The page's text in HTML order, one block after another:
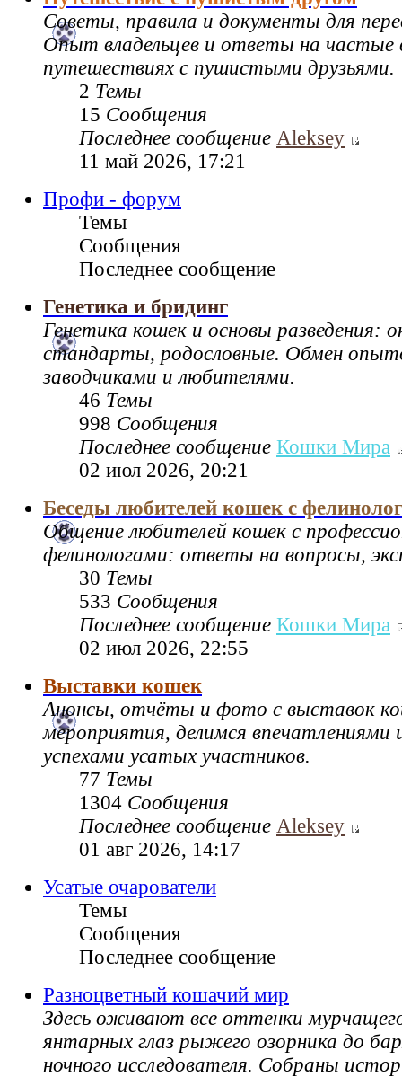
Советы, правила и документы для
Опыт владельцев и ответы на частые
путешествиях с пушистыми друзьями.
2 Темы
15 Сообщения
Последнее сообщение Aleksey
11 май 2026, 17:21
Профи - форум
Темы
Сообщения
Последнее сообщение
Генетика и бридинг
Генетика кошек и основы разведения:
стандарты, родословные. Обмен
заводчиками и любителями.
46 Темы
998 Сообщения
Последнее сообщение Кошки Мира
02 июл 2026, 20:21
Беседы любителей кошек с
Общение любителей кошек с
фелинологами: ответы на вопросы,
30 Темы
533 Сообщения
Последнее сообщение Кошки Мира
02 июл 2026, 22:55
Выставки кошек
Анонсы, отчёты и фото с выставок
мероприятия, делимся впечатлениями
успехами усатых участников.
77 Темы
1304 Сообщения
Последнее сообщение Aleksey
01 авг 2026, 14:17
Усатые очарователи
Темы
Сообщения
Последнее сообщение
Разноцветный кошачий мир
Здесь оживают все оттенки
янтарных глаз рыжего озорника до
ночного исследователя. Собраны